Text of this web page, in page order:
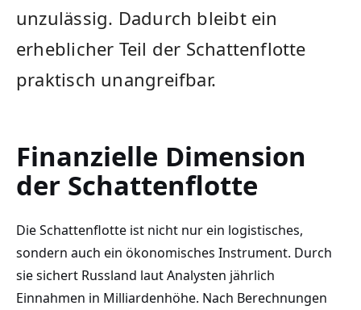
unzulässig. Dadurch bleibt ein
erheblicher Teil der Schattenflotte
praktisch unangreifbar.
Finanzielle Dimension
der Schattenflotte
Die Schattenflotte ist nicht nur ein logistisches,
sondern auch ein ökonomisches Instrument. Durch
sie sichert Russland laut Analysten jährlich
Einnahmen in Milliardenhöhe. Nach Berechnungen